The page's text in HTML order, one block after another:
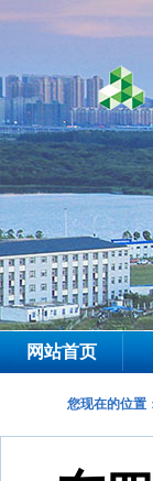
网站首页
您现在的位置